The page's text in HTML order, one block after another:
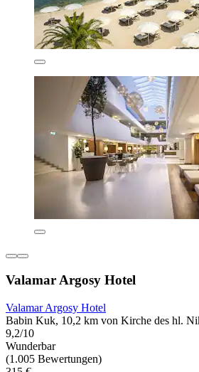
Valamar Argosy Hotel
Valamar Argosy Hotel
Babin Kuk, 10,2 km von Kirche des hl.
9,2/10
Wunderbar
(1.005 Bewertungen)